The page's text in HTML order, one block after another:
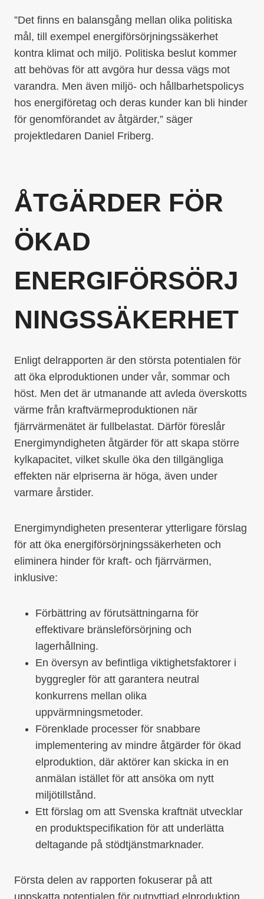
”Det finns en balansgång mellan olika politiska
mål, till exempel energiförsörjningssäkerhet
kontra klimat och miljö. Politiska beslut kommer
att behövas för att avgöra hur dessa vägs mot
varandra. Men även miljö- och hållbarhetspolicys
hos energiföretag och deras kunder kan bli hinder
för genomförandet av åtgärder,” säger
projektledaren Daniel Friberg.
ÅTGÄRDER FÖR
ÖKAD
ENERGIFÖRSÖRJ
NINGSSÄKERHET
Enligt delrapporten är den största potentialen för
att öka elproduktionen under vår, sommar och
höst. Men det är utmanande att avleda överskotts
värme från kraftvärmeproduktionen när
fjärrvärmenätet är fullbelastat. Därför föreslår
Energimyndigheten åtgärder för att skapa större
kylkapacitet, vilket skulle öka den tillgängliga
effekten när elpriserna är höga, även under
varmare årstider.
Energimyndigheten presenterar ytterligare förslag
för att öka energiförsörjningssäkerheten och
eliminera hinder för kraft- och fjärrvärmen,
inklusive:
Förbättring av förutsättningarna för
effektivare bränsleförsörjning och
lagerhållning.
En översyn av befintliga viktighetsfaktorer i
byggregler för att garantera neutral
konkurrens mellan olika
uppvärmningsmetoder.
Förenklade processer för snabbare
implementering av mindre åtgärder för ökad
elproduktion, där aktörer kan skicka in en
anmälan istället för att ansöka om nytt
miljötillstånd.
Ett förslag om att Svenska kraftnät utvecklar
en produktspecifikation för att underlätta
deltagande på stödtjänstmarknader.
Första delen av rapporten fokuserar på att
uppskatta potentialen för outnyttjad elproduktion